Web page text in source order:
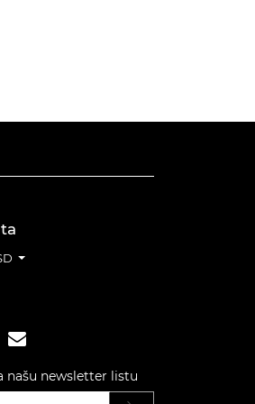
našu newsletter listu